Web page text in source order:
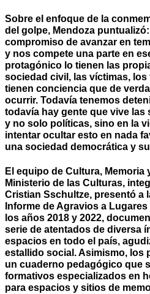
Sobre el enfoque de la
del golpe, Mendoza puntualizó:
compromiso de avanzar en
y nos compete una parte en
protagónico lo tienen las
sociedad civil, las víctimas,
tienen conciencia que de
ocurrir. Todavía tenemos
todavía hay gente que vive las
y no solo políticas, sino en la
intentar ocultar esto en nada
una sociedad democrática y
El equipo de Cultura, Memoria
Ministerio de las Culturas,
Cristian Sschultze, presentó a
Informe de Agravios a
los años 2018 y 2022,
serie de atentados de diversa
espacios en todo el país,
estallido social. Asimismo, los
un cuaderno pedagógico que
formativos especializados en
para espacios y sitios de